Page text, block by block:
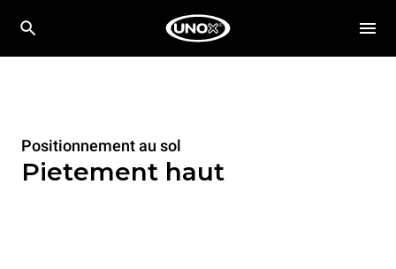
Positionnement au sol
Pietement haut